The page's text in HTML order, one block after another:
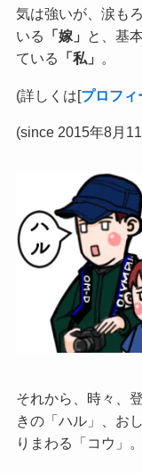
気は強いが、涙も
いる
「嫁」
と、基
ている
「私」 。
(詳しくは[プロフィ
(since 2015年8月
それから、時々、
きの「ハル」、お
りまわる「コウ」。